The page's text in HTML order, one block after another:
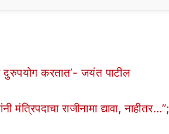
दुरुपयोग करतात’- जयंत पाटील
मंत्रिपदाचा राजीनामा द्यावा,